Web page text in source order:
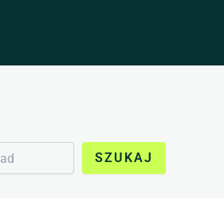
SZUKAJ